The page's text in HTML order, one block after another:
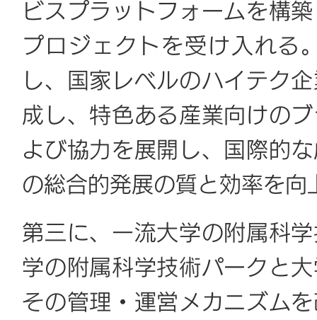
ビスプラットフォームを構
プロジェクトを受け入れる
し、国家レベルのハイテク
成し、特色ある産業向けの
よび協力を展開し、国際的
の総合的発展の質と効率を向
第三に、一流大学の附属科
学の附属科学技術パークと
その管理・運営メカニズム